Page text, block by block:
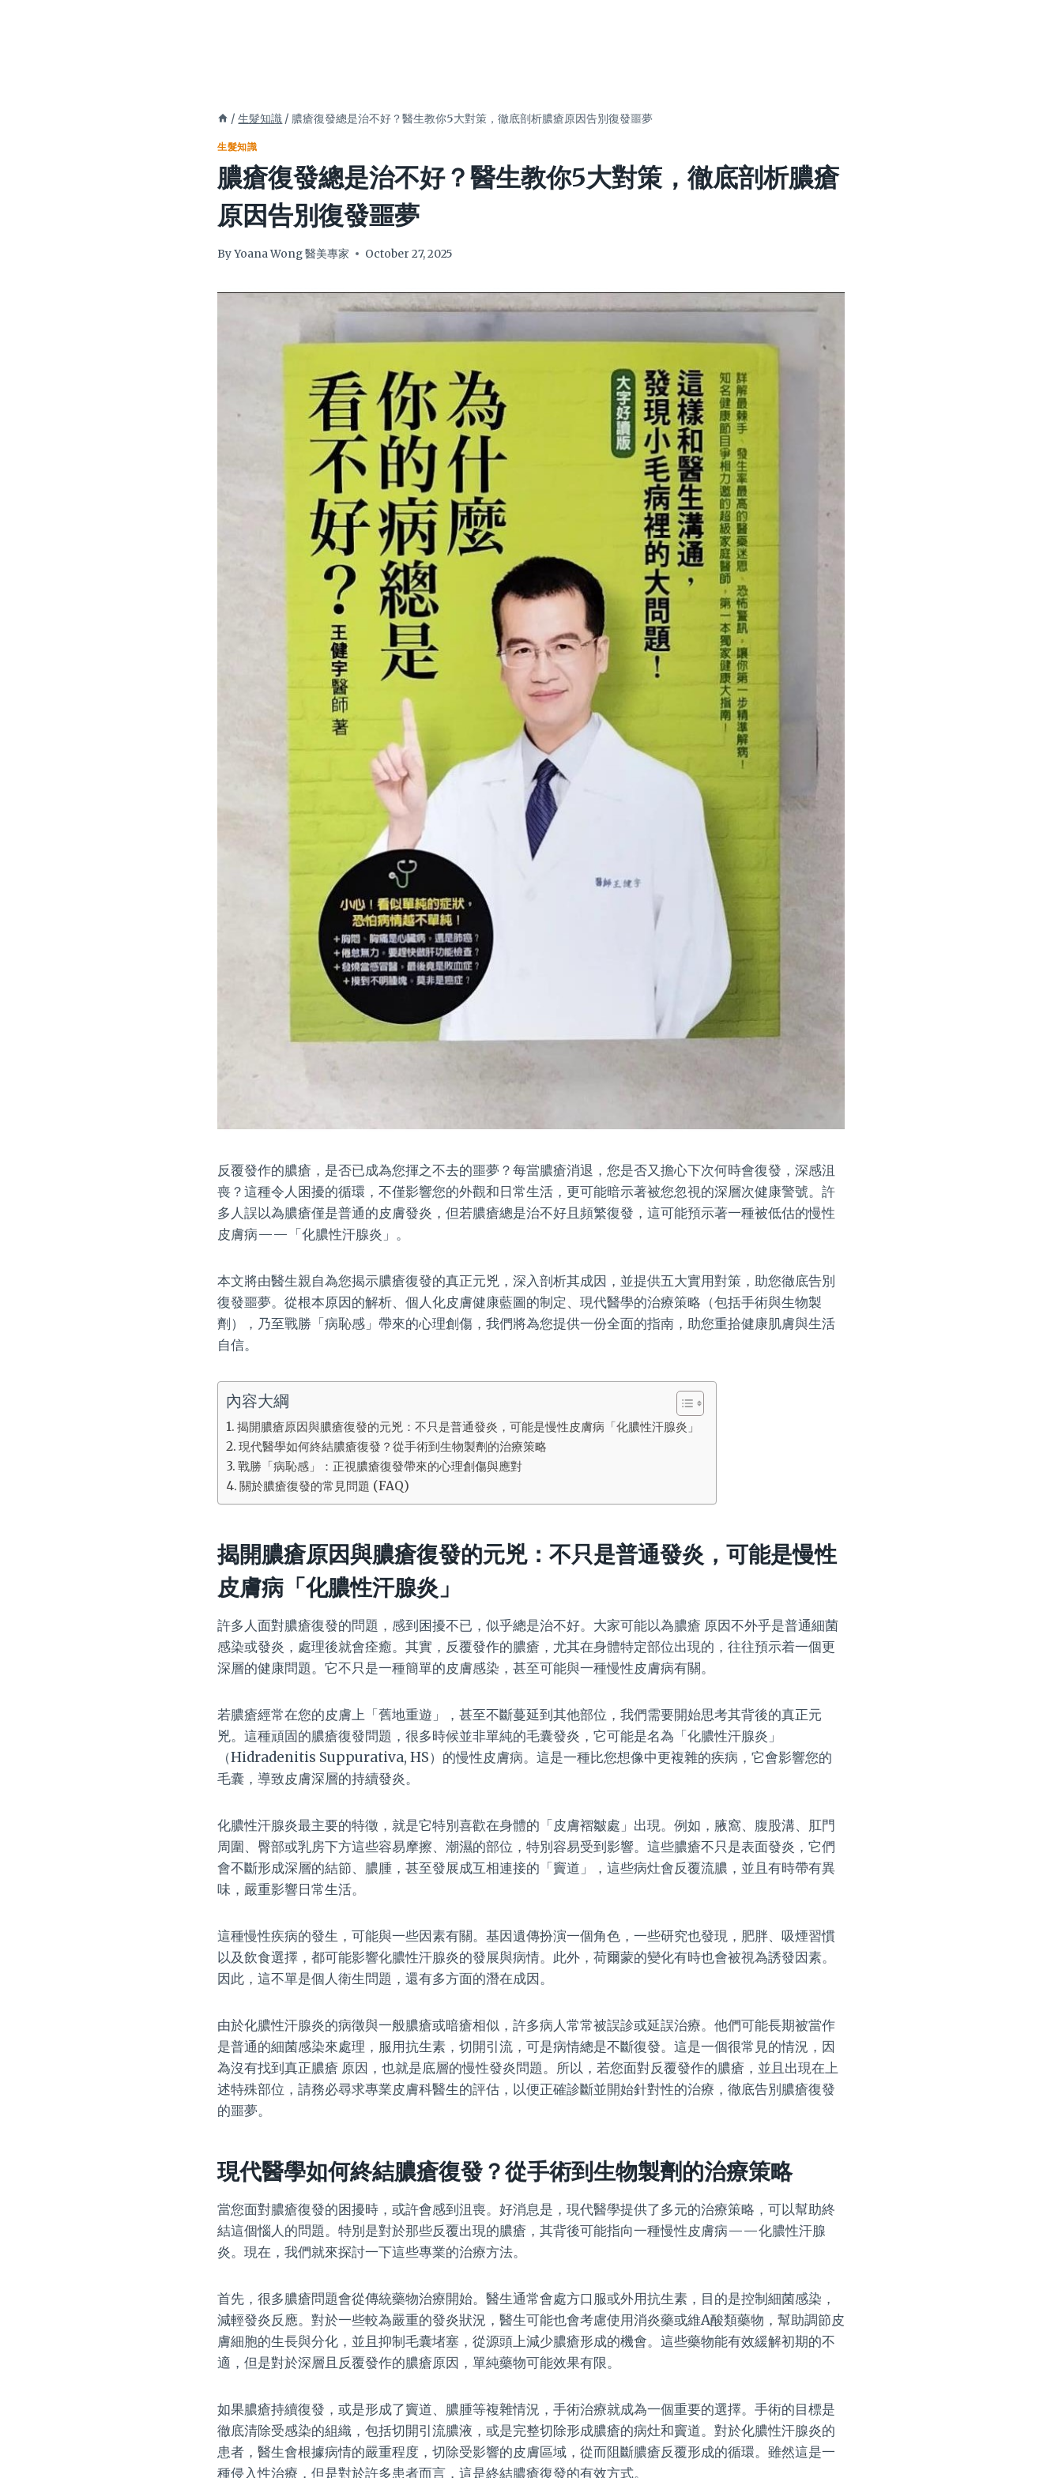
/ 生髮知識 / 膿瘡復發總是治不好？醫生教你5大對策，徹底剖析膿瘡原因告別復發噩夢
生髮知識
膿瘡復發總是治不好？醫生教你5大對策，徹底剖析膿瘡
原因告別復發噩夢
ByYoana Wong 醫美專家 October 27, 2025
反覆發作的膿瘡，是否已成為您揮之不去的噩夢？每當膿瘡消退，您是否又擔心下次何時會復發，深感沮
喪？這種令人困擾的循環，不僅影響您的外觀和日常生活，更可能暗示著被您忽視的深層次健康警號。許
多人誤以為膿瘡僅是普通的皮膚發炎，但若膿瘡總是治不好且頻繁復發，這可能預示著一種被低估的慢性
皮膚病——「化膿性汗腺炎」。
本文將由醫生親自為您揭示膿瘡復發的真正元兇，深入剖析其成因，並提供五大實用對策，助您徹底告別
復發噩夢。從根本原因的解析、個人化皮膚健康藍圖的制定、現代醫學的治療策略（包括手術與生物製
劑），乃至戰勝「病恥感」帶來的心理創傷，我們將為您提供一份全面的指南，助您重拾健康肌膚與生活
自信。
內容大綱
揭開膿瘡原因與膿瘡復發的元兇：不只是普通發炎，可能是慢性皮膚病「化膿性汗腺炎」
現代醫學如何終結膿瘡復發？從手術到生物製劑的治療策略
戰勝「病恥感」：正視膿瘡復發帶來的心理創傷與應對
關於膿瘡復發的常見問題 (FAQ)
揭開膿瘡原因與膿瘡復發的元兇：不只是普通發炎，可能是慢性
皮膚病「化膿性汗腺炎」
許多人面對膿瘡復發的問題，感到困擾不已，似乎總是治不好。大家可能以為膿瘡 原因不外乎是普通細菌
感染或發炎，處理後就會痊癒。其實，反覆發作的膿瘡，尤其在身體特定部位出現的，往往預示着一個更
深層的健康問題。它不只是一種簡單的皮膚感染，甚至可能與一種慢性皮膚病有關。
若膿瘡經常在您的皮膚上「舊地重遊」，甚至不斷蔓延到其他部位，我們需要開始思考其背後的真正元
兇。這種頑固的膿瘡復發問題，很多時候並非單純的毛囊發炎，它可能是名為「化膿性汗腺炎」
（Hidradenitis Suppurativa, HS）的慢性皮膚病。這是一種比您想像中更複雜的疾病，它會影響您的
毛囊，導致皮膚深層的持續發炎。
化膿性汗腺炎最主要的特徵，就是它特別喜歡在身體的「皮膚褶皺處」出現。例如，腋窩、腹股溝、肛門
周圍、臀部或乳房下方這些容易摩擦、潮濕的部位，特別容易受到影響。這些膿瘡不只是表面發炎，它們
會不斷形成深層的結節、膿腫，甚至發展成互相連接的「竇道」，這些病灶會反覆流膿，並且有時帶有異
味，嚴重影響日常生活。
這種慢性疾病的發生，可能與一些因素有關。基因遺傳扮演一個角色，一些研究也發現，肥胖、吸煙習慣
以及飲食選擇，都可能影響化膿性汗腺炎的發展與病情。此外，荷爾蒙的變化有時也會被視為誘發因素。
因此，這不單是個人衛生問題，還有多方面的潛在成因。
由於化膿性汗腺炎的病徵與一般膿瘡或暗瘡相似，許多病人常常被誤診或延誤治療。他們可能長期被當作
是普通的細菌感染來處理，服用抗生素，切開引流，可是病情總是不斷復發。這是一個很常見的情況，因
為沒有找到真正膿瘡 原因，也就是底層的慢性發炎問題。所以，若您面對反覆發作的膿瘡，並且出現在上
述特殊部位，請務必尋求專業皮膚科醫生的評估，以便正確診斷並開始針對性的治療，徹底告別膿瘡復發
的噩夢。
現代醫學如何終結膿瘡復發？從手術到生物製劑的治療策略
當您面對膿瘡復發的困擾時，或許會感到沮喪。好消息是，現代醫學提供了多元的治療策略，可以幫助終
結這個惱人的問題。特別是對於那些反覆出現的膿瘡，其背後可能指向一種慢性皮膚病——化膿性汗腺
炎。現在，我們就來探討一下這些專業的治療方法。
首先，很多膿瘡問題會從傳統藥物治療開始。醫生通常會處方口服或外用抗生素，目的是控制細菌感染，
減輕發炎反應。對於一些較為嚴重的發炎狀況，醫生可能也會考慮使用消炎藥或維A酸類藥物，幫助調節皮
膚細胞的生長與分化，並且抑制毛囊堵塞，從源頭上減少膿瘡形成的機會。這些藥物能有效緩解初期的不
適，但是對於深層且反覆發作的膿瘡原因，單純藥物可能效果有限。
如果膿瘡持續復發，或是形成了竇道、膿腫等複雜情況，手術治療就成為一個重要的選擇。手術的目標是
徹底清除受感染的組織，包括切開引流膿液，或是完整切除形成膿瘡的病灶和竇道。對於化膿性汗腺炎的
患者，醫生會根據病情的嚴重程度，切除受影響的皮膚區域，從而阻斷膿瘡反覆形成的循環。雖然這是一
種侵入性治療，但是對於許多患者而言，這是終結膿瘡復發的有效方式。